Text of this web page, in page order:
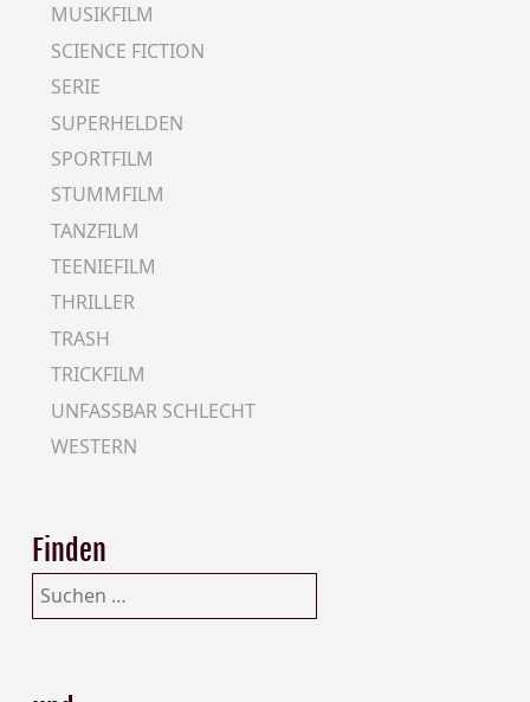
MUSIKFILM
SCIENCE FICTION
SERIE
SUPERHELDEN
SPORTFILM
STUMMFILM
TANZFILM
TEENIEFILM
THRILLER
TRASH
TRICKFILM
UNFASSBAR SCHLECHT
WESTERN
Finden
Suchen
nach: